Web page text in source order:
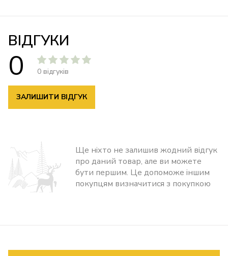
ВІДГУКИ
0 0 відгуків
ЗАЛИШИТИ ВІДГУК
Ще ніхто не залишив жодний відгук
про даний товар, але ви можете
бути першим. Це допоможе іншим
покупцям визначитися з покупкою